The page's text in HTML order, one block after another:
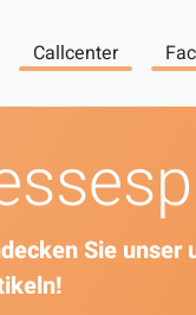
Callcenter
Sie